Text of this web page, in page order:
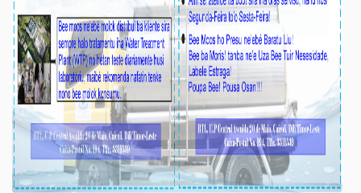
BTL, E.P: Selebrasaun Kontratu ba
Implementasaun Projetu Melloramentu Sistema
Bee iha PA Lima
Média_BTL, E.P 14-Marsu-2025